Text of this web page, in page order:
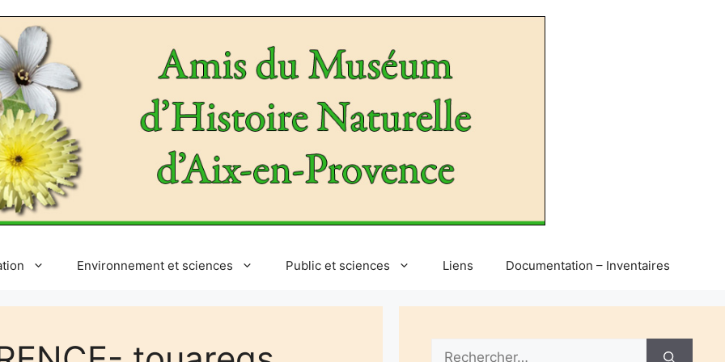
Environnement et sciences Public et sciences Liens Documentation – Inventaires
Rechercher :